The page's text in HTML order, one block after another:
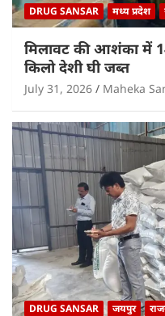
DRUG SANSAR मध्य प्रदेश
मिलावट की आशंका में
किलो देशी घी जब्त
July 31, 2026 Maheka
DRUG SANSAR जयपुर